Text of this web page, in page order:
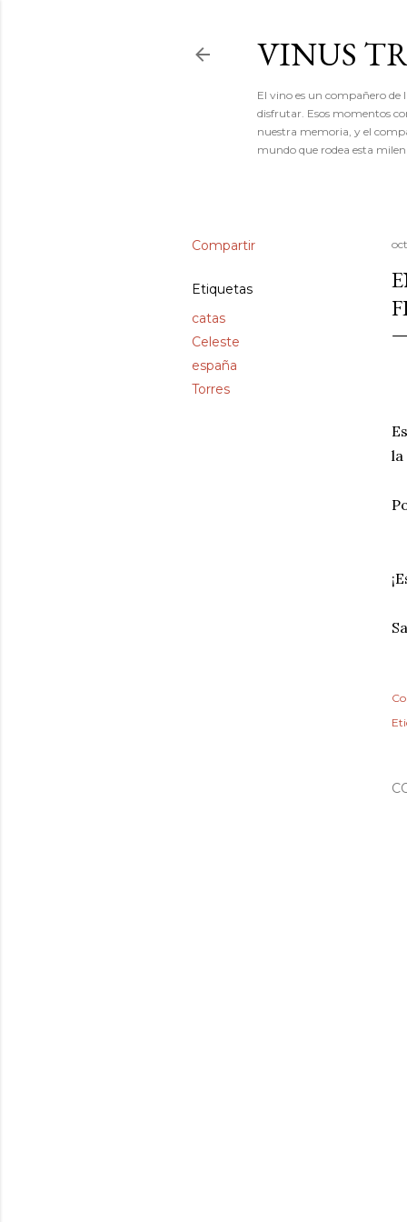
VINUS
El vino es un compañero de
disfrutar. Esos momentos
nuestra memoria, y el
mundo que rodea esta
Compartir
Etiquetas
catas
Celeste
españa
Torres
la